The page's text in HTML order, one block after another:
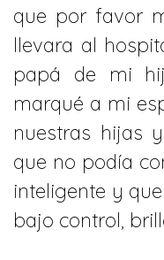
que por favor
llevara al
papá de mi
marqué a mi
nuestras hijas
que no podía
inteligente y
bajo control,